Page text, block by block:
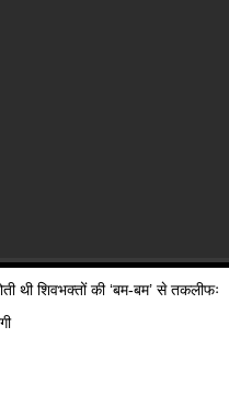
थी शिवभक्तों की ‘बम-बम’ से तकलीफः